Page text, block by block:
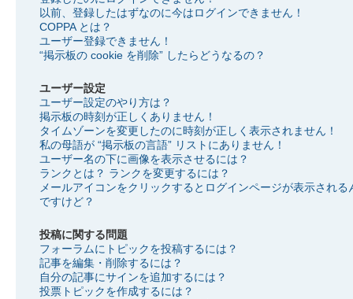
以前、登録したはずなのに今はログインできません！
COPPA とは？
ユーザー登録できません！
“掲示板の cookie を削除” したらどうなるの？
ユーザー設定
ユーザー設定のやり方は？
掲示板の時刻が正しくありません！
タイムゾーンを変更したのに時刻が正しく表示されません！
私の母語が “掲示板の言語” リストにありません！
ユーザー名の下に画像を表示させるには？
ランクとは？ ランクを変更するには？
メールアイコンをクリックするとログインページが表示される
ですけど？
投稿に関する問題
フォーラムにトピックを投稿するには？
記事を編集・削除するには？
自分の記事にサインを追加するには？
投票トピックを作成するには？